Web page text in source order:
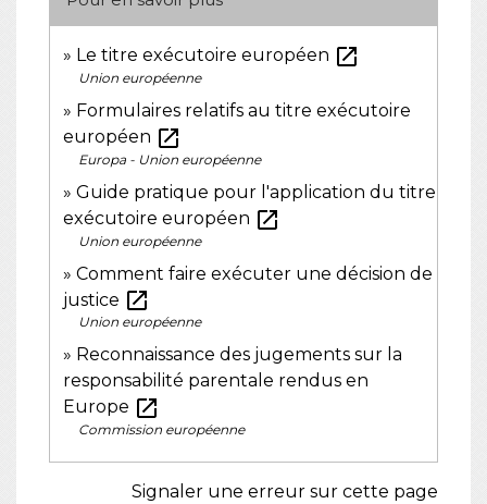
Le titre exécutoire européen open_in_new
Union européenne
Formulaires relatifs au titre exécutoire
européen open_in_new
Europa - Union européenne
Guide pratique pour l'application du titre
exécutoire européen open_in_new
Union européenne
Comment faire exécuter une décision de
justice open_in_new
Union européenne
Reconnaissance des jugements sur la
responsabilité parentale rendus en
Europe open_in_new
Commission européenne
Signaler une erreur sur cette page